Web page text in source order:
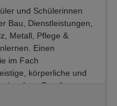
und Schülerinnen
Bau, Dienstleistungen,
Metall, Pflege &
Einen
im Fach
körperliche und
Berufen